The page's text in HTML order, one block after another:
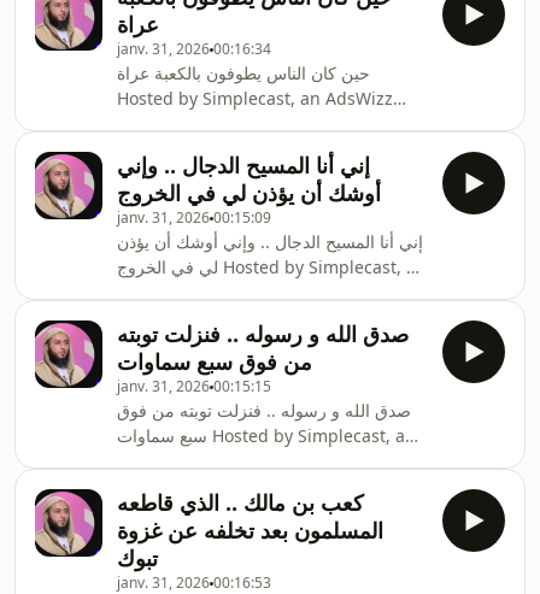
about our collection and use of
personal data for advertising.
عراة
janv. 31, 202600:16:34
حين كان الناس يطوفون بالكعبة عراة
Hosted by Simplecast, an AdsWizz
information about our collection and
use of personal data for advertising.
إني أنا المسيح الدجال .. وإني
أوشك أن يؤذن لي في الخروج
janv. 31, 202600:15:09
إني أنا المسيح الدجال .. وإني أوشك أن يؤذن
لي في الخروج Hosted by Simplecast, an
about our collection and use of
personal data for advertising.
صدق الله و رسوله .. فنزلت توبته
من فوق سبع سماوات
janv. 31, 202600:15:15
صدق الله و رسوله .. فنزلت توبته من فوق
سبع سماوات Hosted by Simplecast, an
about our collection and use of
personal data for advertising.
كعب بن مالك .. الذي قاطعه
المسلمون بعد تخلفه عن غزوة
تبوك
janv. 31, 202600:16:53